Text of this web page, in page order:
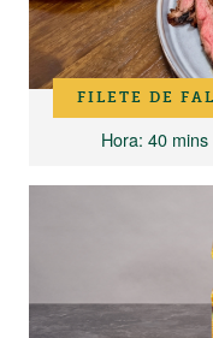
FILETE DE
Hora: 40 mins